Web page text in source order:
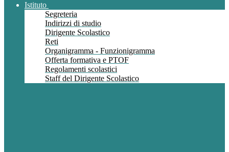
Istituto
Segreteria
Indirizzi di studio
Dirigente Scolastico
Reti
Organigramma - Funzionigramma
Offerta formativa e PTOF
Regolamenti scolastici
Staff del Dirigente Scolastico